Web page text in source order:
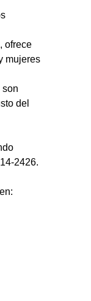
ofrece
mujeres
son
del
2426.